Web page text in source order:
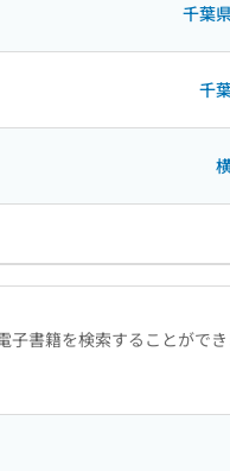
千葉
千
書籍を検索することができ